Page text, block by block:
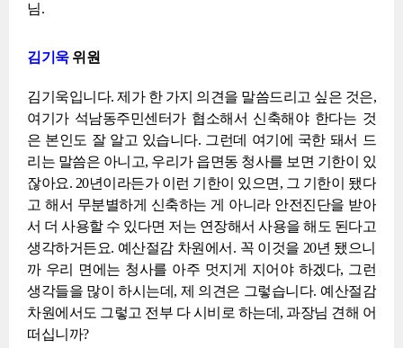
님.
김기욱위원
김기욱입니다. 제가 한 가지 의견을 말씀드리고 싶은 것은,
여기가 석남동주민센터가 협소해서 신축해야 한다는 것
은 본인도 잘 알고 있습니다. 그런데 여기에 국한 돼서 드
리는 말씀은 아니고, 우리가 읍면동 청사를 보면 기한이 있
잖아요. 20년이라든가 이런 기한이 있으면, 그 기한이 됐다
고 해서 무분별하게 신축하는 게 아니라 안전진단을 받아
서 더 사용할 수 있다면 저는 연장해서 사용을 해도 된다고
생각하거든요. 예산절감 차원에서. 꼭 이것을 20년 됐으니
까 우리 면에는 청사를 아주 멋지게 지어야 하겠다, 그런
생각들을 많이 하시는데, 제 의견은 그렇습니다. 예산절감
차원에서도 그렇고 전부 다 시비로 하는데, 과장님 견해 어
떠십니까?